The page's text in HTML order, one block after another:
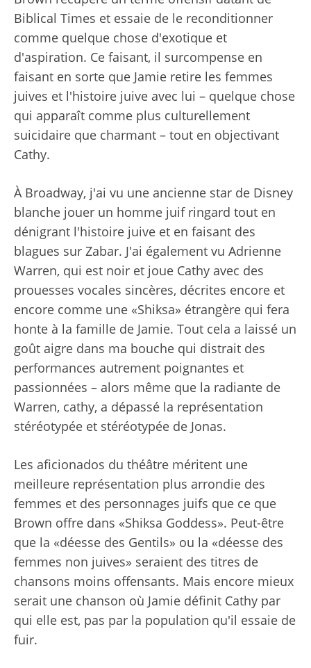
Biblical Times et essaie de le reconditionner
comme quelque chose d'exotique et
d'aspiration. Ce faisant, il surcompense en
faisant en sorte que Jamie retire les femmes
juives et l'histoire juive avec lui – quelque chose
qui apparaît comme plus culturellement
suicidaire que charmant – tout en objectivant
Cathy.
À Broadway, j'ai vu une ancienne star de Disney
blanche jouer un homme juif ringard tout en
dénigrant l'histoire juive et en faisant des
blagues sur Zabar. J'ai également vu Adrienne
Warren, qui est noir et joue Cathy avec des
prouesses vocales sincères, décrites encore et
encore comme une «Shiksa» étrangère qui fera
honte à la famille de Jamie. Tout cela a laissé un
goût aigre dans ma bouche qui distrait des
performances autrement poignantes et
passionnées – alors même que la radiante de
Warren, cathy, a dépassé la représentation
stéréotypée et stéréotypée de Jonas.
Les aficionados du théâtre méritent une
meilleure représentation plus arrondie des
femmes et des personnages juifs que ce que
Brown offre dans «Shiksa Goddess». Peut-être
que la «déesse des Gentils» ou la «déesse des
femmes non juives» seraient des titres de
chansons moins offensants. Mais encore mieux
serait une chanson où Jamie définit Cathy par
qui elle est, pas par la population qu'il essaie de
fuir.